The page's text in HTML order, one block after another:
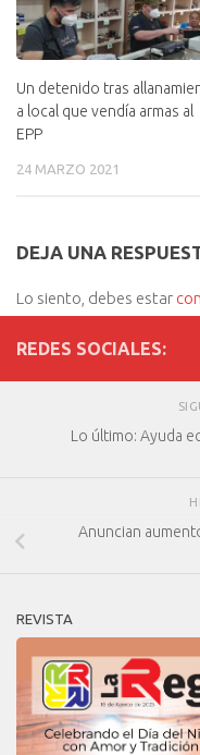
Un detenido tras
a local que vendía armas al
EPP
24 MARZO 2021
DEJA UNA
Lo siento, debes estar
REDES SOCIALES:
Lo último: Ayuda
Anuncian
REVISTA